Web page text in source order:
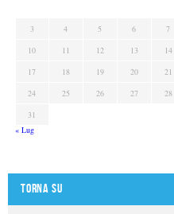
3
4 5 6 7
10
11 12 13 14
17
18 19 20 21
24
25 26 27 28
31
« Lug
Torna su